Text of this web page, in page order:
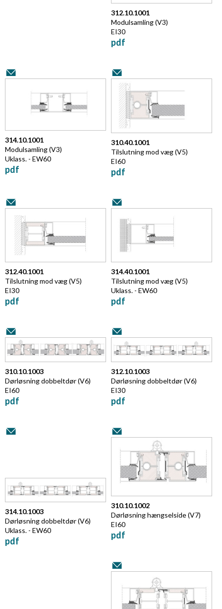
312.10.1001
Modulsamling (V3)
EI30
pdf
314.10.1001
Modulsamling (V3)
Uklass. - EW60
pdf
310.40.1001
Tilslutning mod væg (V5)
EI60
pdf
312.40.1001
Tilslutning mod væg (V5)
EI30
pdf
314.40.1001
Tilslutning mod væg (V5)
Uklass. - EW60
pdf
310.10.1003
Dørløsning dobbeltdør (V6)
EI60
pdf
312.10.1003
Dørløsning dobbeltdør (V6)
EI30
pdf
314.10.1003
Dørløsning dobbeltdør (V6)
Uklass. - EW60
pdf
310.10.1002
Dørløsning hængselside(V7)
EI60
pdf